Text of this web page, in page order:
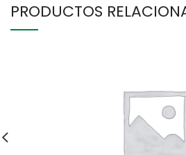
PRODUCTOS